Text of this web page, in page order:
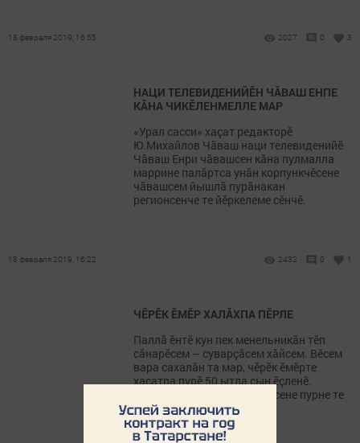
18 февраля 2019, 16:55 2027 0 3
НАЦИ ТЕЛЕВИДЕНИЙӖН ЧĂВАШ ЕНПЕ
КĂНА ЧИКӖЛЕНМЕЛЛЕ МАР
«Урал сасси» хаçат редакторӗ
Ю.Михайлов Чăваш наци телевиденийӗ
Чăваш Енри чăвашсен кăна пулмалла
маррине палăртса унăн корпункчӗсене
чăвашсем йышлă пурăнакан
регионсенче те йӗркелеме сӗнчӗ.
18 февраля 2019, 16:22 2432 0 1
ЧӖРӖК ӖМӖР ХАЛĂХПА ПӖРЛЕ
Паллă ӗнтӗ кун пек менельникăн тӗп
сăнарӗсем – суварçăсем хăйсем. Вӗсем
вара сахалăн та мар, чӗрӗк ӗмӗрте
хаçатра пурӗ 50 ытла çын ӗçленӗ.
«Сувар» сотрудникӗ пулнисене пурне те
уява чӗннӗччӗ.